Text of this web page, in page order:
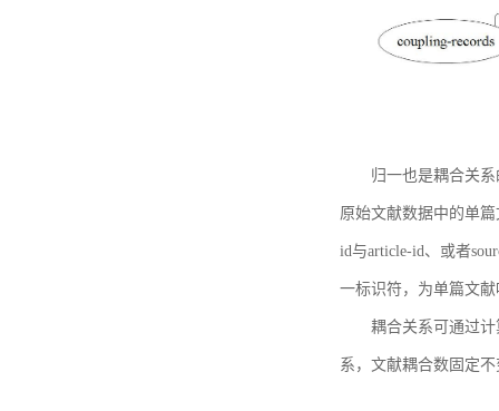
归一也是耦合关
原始文献数据中的单篇
id与article-id、或者
一标识符，为单篇文
耦合关系可通过
系，文献耦合数固定不